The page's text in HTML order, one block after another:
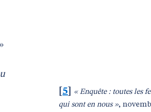
5
« Enquête : toutes les
qui sont en nous »,